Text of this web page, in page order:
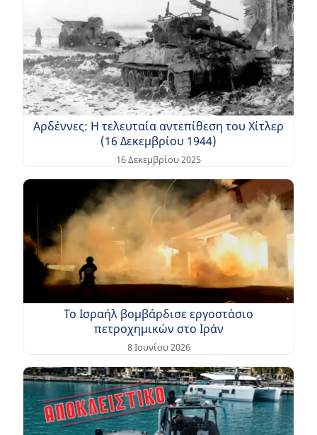
Αρδέννες: Η τελευταία αντεπίθεση του Χίτλερ
(16 Δεκεμβρίου 1944)
16 Δεκεμβρίου 2025
Το Ισραήλ βομβάρδισε εργοστάσιο
πετροχημικών στο Ιράν
8 Ιουνίου 2026